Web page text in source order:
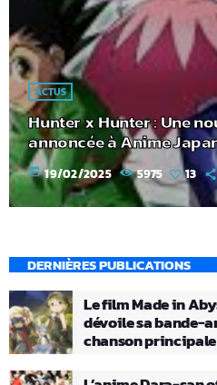
ACTUS
Hunter x Hunter : Une
annoncée à Anime
today 19/02/2025 5975 13
DERNIÈRES PUBLICATIONS
Le film Made in
dévoile sa bande-
chanson principale